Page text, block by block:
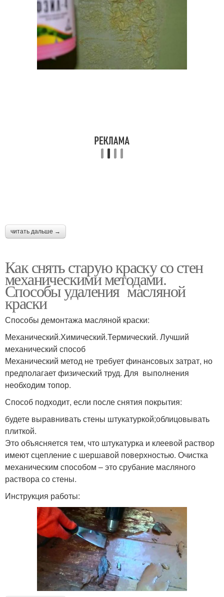
читать дальше →
Как снять старую краску со стен
механическими методами.
Способы удаления масляной
краски
Способы демонтажа масляной краски:
Механический.Химический.Термический. Лучший
механический способ
Механический метод не требует финансовых затрат, но
предполагает физический труд. Для выполнения
необходим топор.
Способ подходит, если после снятия покрытия:
будете выравнивать стены штукатуркой;облицовывать
плиткой.
Это объясняется тем, что штукатурка и клеевой раствор
имеют сцепление с шершавой поверхностью. Очистка
механическим способом – это срубание масляного
раствора со стены.
Инструкция работы: